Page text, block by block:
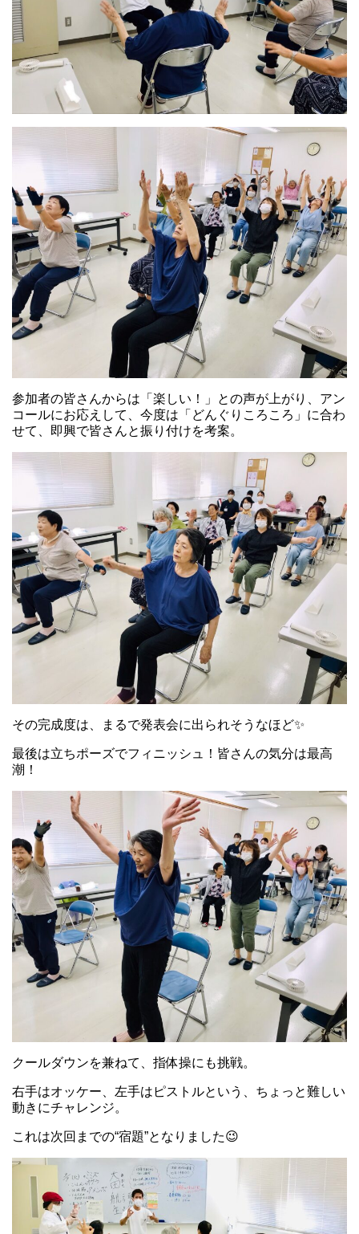
参加者の皆さんからは「楽しい！」との声が上がり、アン
コールにお応えして、今度は「どんぐりころころ」に合わ
せて、即興で皆さんと振り付けを考案。
その完成度は、まるで発表会に出られそうなほど✨
最後は立ちポーズでフィニッシュ！皆さんの気分は最高
潮！
クールダウンを兼ねて、指体操にも挑戦。
右手はオッケー、左手はピストルという、ちょっと難しい
動きにチャレンジ。
これは次回までの“宿題”となりました😉